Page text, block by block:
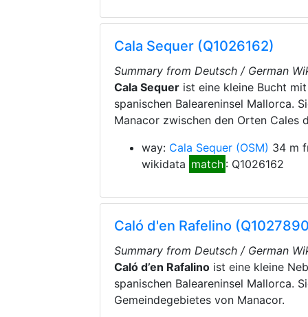
Cala Sequer (Q1026162)
Summary from Deutsch / German
Cala Sequer ist eine kleine Bucht
spanischen Baleareninsel Mallorca.
Manacor zwischen den Orten Cales
way: Cala Sequer (OSM) 34 m
wikidata match : Q1026162
Caló d'en Rafelino
Summary from Deutsch / German
Caló d’en Rafalino ist eine kleine
spanischen Baleareninsel Mallorca.
Gemeindegebietes von Manacor.